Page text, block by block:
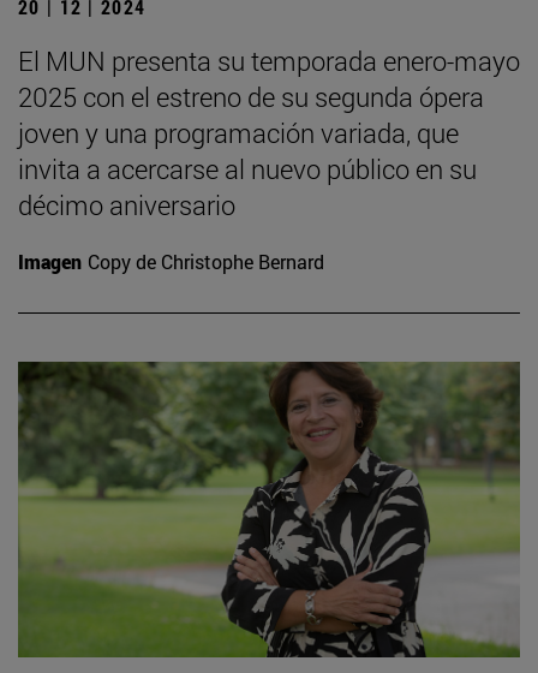
20 | 12 | 2024
El MUN presenta su temporada enero-mayo
2025 con el estreno de su segunda ópera
joven y una programación variada, que
invita a acercarse al nuevo público en su
décimo aniversario
Imagen Copy de Christophe Bernard